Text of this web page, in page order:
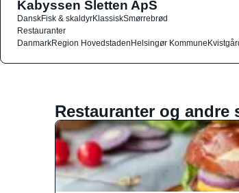
Kabyssen Sletten ApS
DanskFisk & skaldyrKlassiskSmørrebrød
Restauranter
DanmarkRegion HovedstadenHelsingør Kommune
Restauranter og andre